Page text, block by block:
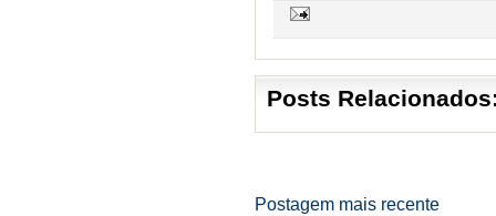
Posts
Postagem mais recente